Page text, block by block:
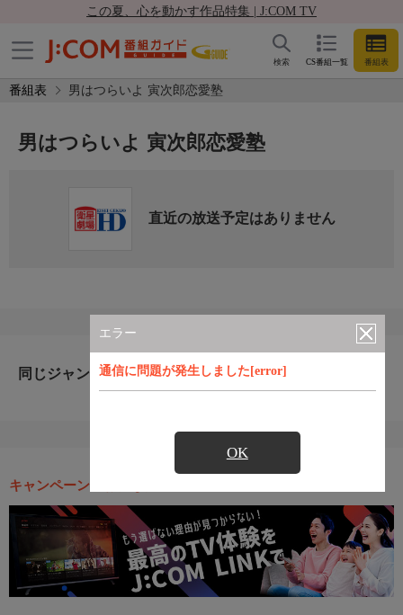
この夏、心を動かす作品特集 | J:COM TV
CS番組一覧 番組表
検索
番組表 男はつらいよ 寅次郎恋愛塾
エラー
通信に問題が発生しました[error]
OK
男はつらいよ 寅次郎恋愛塾
直近の放送予定はありません
同じジャンルのおすすめ番組
キャンペーン・お得な情報